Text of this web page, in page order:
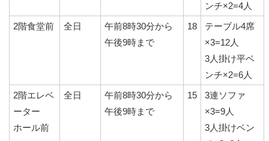
ンチ×2=4人
2階食堂前
全日
午前8時30分から
午後9時まで
18
テーブル4席
×3=12人
3人掛け平ベ
ンチ×2=6人
2階エレベ
ーター
ホール前
全日
午前8時30分から
午後9時まで
15
3連ソファ
×3=9人
3人掛けベン